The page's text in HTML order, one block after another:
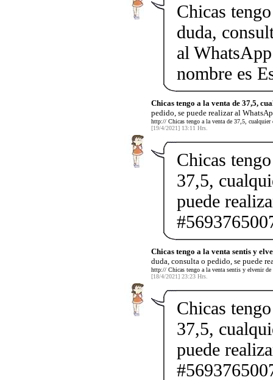
Chicas
duda,
al
nombre es
Chicas tengo a la venta de 37,5,
pedido, se puede realizar al
http:// Chicas tengo a la venta de 37,5, cualquier
[19/4/2021] 13:11 Hrs.
Chicas
37,5,
puede
Chicas tengo a la venta sentis y
duda, consulta o pedido, se puede
http:// Chicas tengo a la venta sentis y elvenir
[18/4/2021] 23:23 Hrs.
Chicas
37,5,
puede